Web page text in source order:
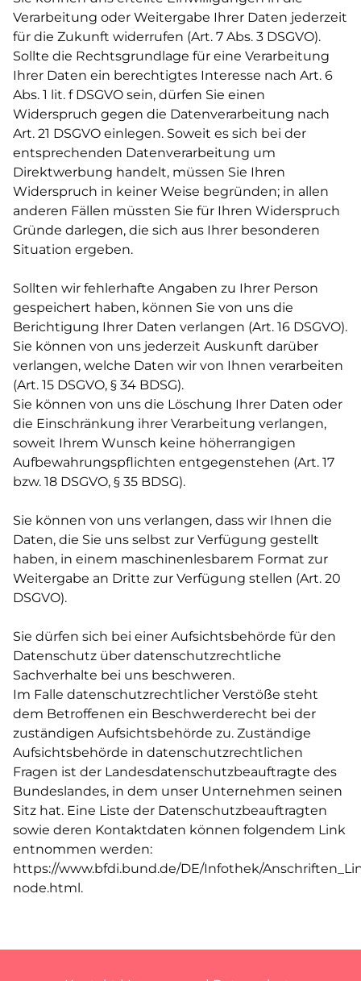
Verarbeitung oder Weitergabe Ihrer Daten jederzeit
für die Zukunft widerrufen (Art. 7 Abs. 3 DSGVO).
Sollte die Rechtsgrundlage für eine Verarbeitung
Ihrer Daten ein berechtigtes Interesse nach Art. 6
Abs. 1 lit. f DSGVO sein, dürfen Sie einen
Widerspruch gegen die Datenverarbeitung nach
Art. 21 DSGVO einlegen. Soweit es sich bei der
entsprechenden Datenverarbeitung um
Direktwerbung handelt, müssen Sie Ihren
Widerspruch in keiner Weise begründen; in allen
anderen Fällen müssten Sie für Ihren Widerspruch
Gründe darlegen, die sich aus Ihrer besonderen
Situation ergeben.
Sollten wir fehlerhafte Angaben zu Ihrer Person
gespeichert haben, können Sie von uns die
Berichtigung Ihrer Daten verlangen (Art. 16 DSGVO).
Sie können von uns jederzeit Auskunft darüber
verlangen, welche Daten wir von Ihnen verarbeiten
(Art. 15 DSGVO, § 34 BDSG).
Sie können von uns die Löschung Ihrer Daten oder
die Einschränkung ihrer Verarbeitung verlangen,
soweit Ihrem Wunsch keine höherrangigen
Aufbewahrungspflichten entgegenstehen (Art. 17
bzw. 18 DSGVO, § 35 BDSG).
Sie können von uns verlangen, dass wir Ihnen die
Daten, die Sie uns selbst zur Verfügung gestellt
haben, in einem maschinenlesbarem Format zur
Weitergabe an Dritte zur Verfügung stellen (Art. 20
DSGVO).
Sie dürfen sich bei einer Aufsichtsbehörde für den
Datenschutz über datenschutzrechtliche
Sachverhalte bei uns beschweren.
Im Falle datenschutzrechtlicher Verstöße steht
dem Betroffenen ein Beschwerderecht bei der
zuständigen Aufsichtsbehörde zu. Zuständige
Aufsichtsbehörde in datenschutzrechtlichen
Fragen ist der Landesdatenschutzbeauftragte des
Bundeslandes, in dem unser Unternehmen seinen
Sitz hat. Eine Liste der Datenschutzbeauftragten
sowie deren Kontaktdaten können folgendem Link
entnommen werden:
https://www.bfdi.bund.de/DE/Infothek/
node.html .